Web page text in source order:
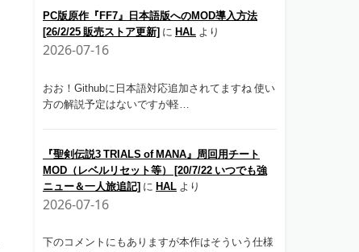
PC版原作『FF7』日本語版へのMOD導入方法
[26/2/25 販売ストア更新] に HAL より
2026-07-16
おお！Githubに日本語対応追加されてますね 使い
方の解説予定はないですが軽…
『聖剣伝説3 TRIALS of MANA』周回用チート
MOD（レベルリセット等） [20/7/22 いつでも強
ニュー＆一人旅追記] に HAL より
2026-07-16
下のコメントにもありますが本作はそういう仕様